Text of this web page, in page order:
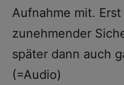
Aufnahme mit.
zunehmender
später dann auch
(=Audio)